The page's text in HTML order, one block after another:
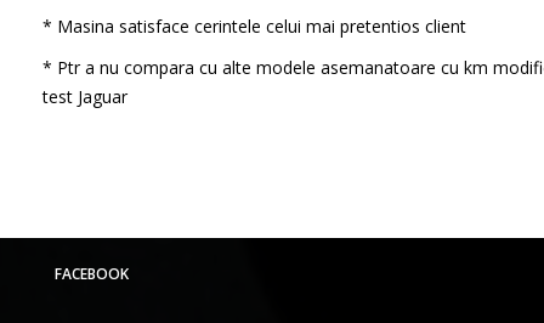
* Masina satisface cerintele celui mai pretentios client
* Ptr a nu compara cu alte modele asemanatoare cu km
test Jaguar
FACEBOOK